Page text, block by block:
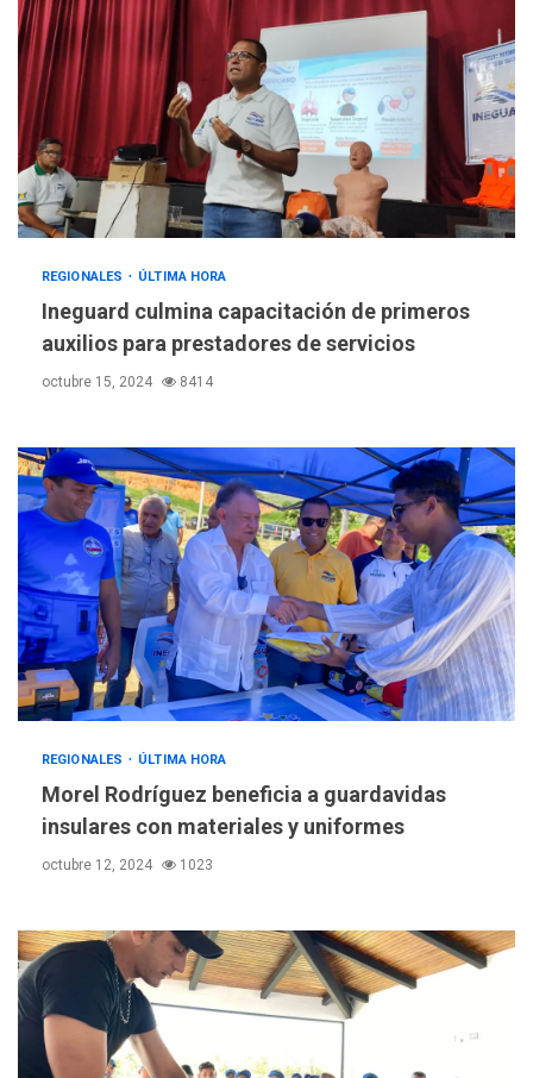
REGIONALES ÚLTIMA HORA
Ineguard culmina capacitación de primeros
auxilios para prestadores de servicios
octubre 15, 2024 8414
REGIONALES ÚLTIMA HORA
Morel Rodríguez beneficia a guardavidas
insulares con materiales y uniformes
octubre 12, 2024 1023